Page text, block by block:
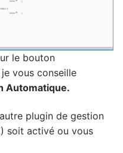
le bouton
vous conseille
Automatique.
plugin de gestion
soit activé ou vous